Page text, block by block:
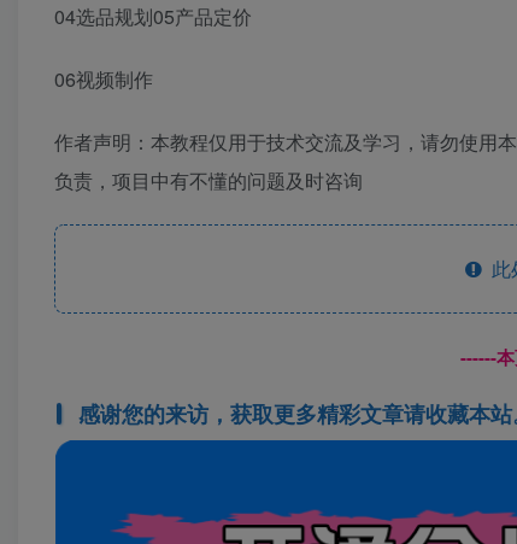
04选品规划05产品定价
06视频制作
作者声明：本教程仅用于技术交流及学习，请勿使用
负责，项目中有不懂的问题及时咨询
此
------
感谢您的来访，获取更多精彩文章请收藏本站